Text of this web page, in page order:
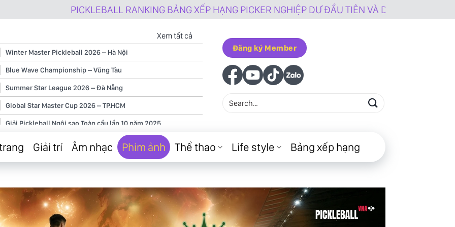
PICKLEBALL RANKING BẢNG XẾP HẠNG PICKER NGHIỆP DƯ ĐẦU TIÊN VÀ DUY NHẤT TẠI VIỆT NAM
Xem tất cả
Winter Master Pickleball 2026 – Hà Nội
Blue Wave Championship – Vũng Tàu
Summer Star League 2026 – Đà Nẵng
Global Star Master Cup 2026 – TP.HCM
Giải Pickleball Ngôi sao Toàn cầu lần 10 năm 2025
Giải Pickleball Ngôi sao Toàn cầu lần 9 năm 2025
Giải Pickleball Ngôi sao Toàn cầu lần 8 năm 2025
Giải Pickleball Ngôi sao Toàn cầu lần 6 năm 2025
Giải Pickleball Ngôi sao Toàn cầu lần 5 năm 2025
Đăng ký Member
Giải trí Âm nhạc Phim ảnh Thể thao Life style Bảng xếp hạng